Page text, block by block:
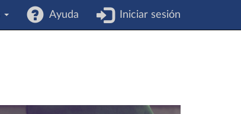
Ayuda Iniciar sesión